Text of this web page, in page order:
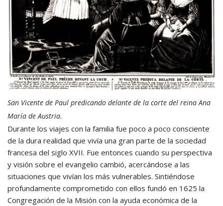
San Vicente de Paul predicando delante de la corte del reina Ana
María de Austria.
Durante los viajes con la familia fue poco a poco consciente
de la dura realidad que vivía una gran parte de la sociedad
francesa del siglo XVII. Fue entonces cuando su perspectiva
y visión sobre el evangelio cambió, acercándose a las
situaciones que vivían los más vulnerables. Sintiéndose
profundamente comprometido con ellos fundó en 1625 la
Congregación de la Misión con la ayuda económica de la